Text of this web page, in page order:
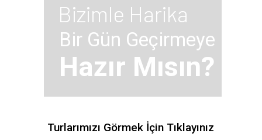
Hazır Mısın?
Bizimle Harika
Bir Gün Geçirmeye
Turlarımızı Görmek İçin Tıklayınız